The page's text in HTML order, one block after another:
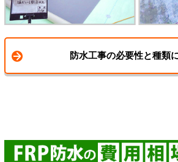
防水工事の必要性と種類